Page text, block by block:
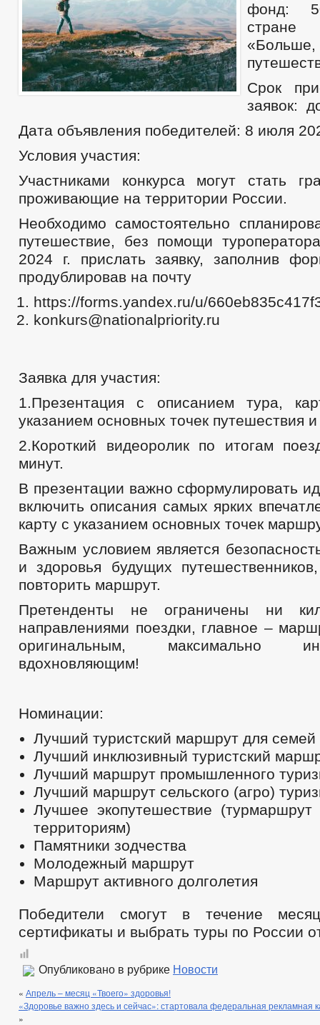
фонд:
стране
Срок
заявок:
Дата объявления победителей: 8 июля
Условия участия:
Участниками конкурса могут стать
проживающие на территории России.
Необходимо самостоятельно
путешествие, без помощи
2024 г. прислать заявку, заполнив
продублировав на почту
https://forms.yandex.ru/u/
konkurs@nationalpriority.ru
Заявка для участия:
1.Презентация с описанием тура,
указанием основных точек путешествия
2.Короткий видеоролик по итогам
минут.
В презентации важно сформулировать
включить описания самых ярких
карту с указанием основных точек
Важным условием является
и здоровья будущих
повторить маршрут.
Претенденты не ограничены ни
направлениями поездки, главное –
оригинальным, максимально
вдохновляющим!
Номинации:
Лучший туристский маршрут для семей
Лучший инклюзивный туристский
Лучший маршрут промышленного
Лучший маршрут сельского (агро)
Лучшее экопутешествие
территориям)
Памятники зодчества
Молодежный маршрут
Маршрут активного долголетия
Победители смогут в течение
сертификаты и выбрать туры по России
Опубликовано в рубрике Новости
« Апрель – месяц «Твоего» здоровья!
«Здоровье важно здесь и сейчас»: стартовала федеральная рекламная
»